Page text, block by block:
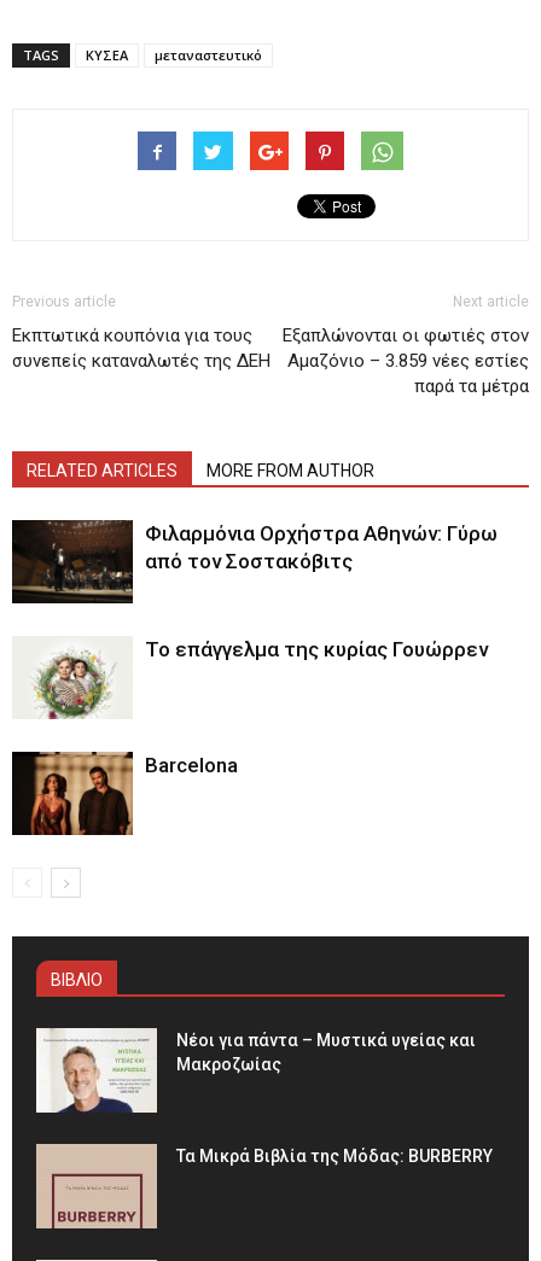
TAGS ΚΥΣΕΑ μεταναστευτικό
Previous article
Εκπτωτικά κουπόνια για τους
συνεπείς καταναλωτές της ΔΕΗ
Next article
Εξαπλώνονται οι φωτιές στον
Αμαζόνιο – 3.859 νέες εστίες
παρά τα μέτρα
RELATED ARTICLES MORE FROM AUTHOR
Φιλαρμόνια Ορχήστρα Αθηνών: Γύρω
από τον Σοστακόβιτς
Το επάγγελμα της κυρίας Γουώρρεν
Barcelona
ΒΙΒΛΙΟ
Νέοι για πάντα – Μυστικά υγείας και
Μακροζωίας
Τα Μικρά Βιβλία της Μόδας: BURBERRY